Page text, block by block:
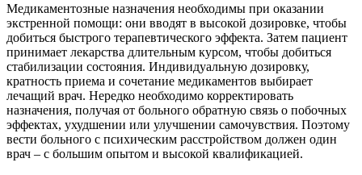
Медикаментозные назначения необходимы при оказании
экстренной помощи: они вводят в высокой дозировке, чтобы
добиться быстрого терапевтического эффекта. Затем пациент
принимает лекарства длительным курсом, чтобы добиться
стабилизации состояния. Индивидуальную дозировку,
кратность приема и сочетание медикаментов выбирает
лечащий врач. Нередко необходимо корректировать
назначения, получая от больного обратную связь о побочных
эффектах, ухудшении или улучшении самочувствия. Поэтому
вести больного с психическим расстройством должен один
врач – с большим опытом и высокой квалификацией.